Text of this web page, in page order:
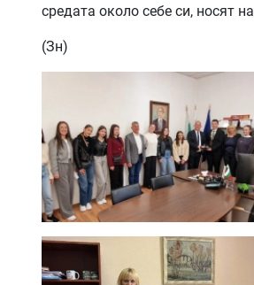
средата около себе си, носят
(Зн)